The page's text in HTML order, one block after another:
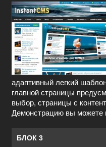
адаптивный легкий
главной страницы
выбор, страницы с
Демонстрацию вы можете
БЛОК 3